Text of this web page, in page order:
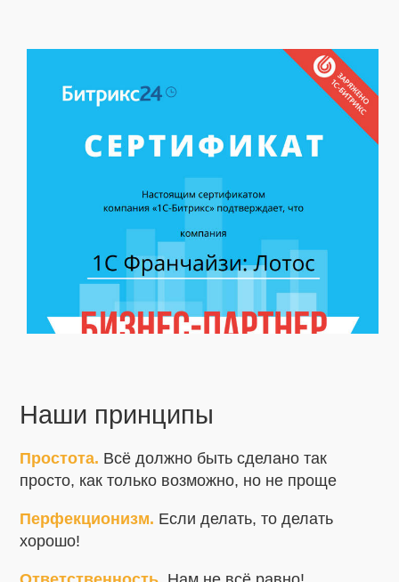
Наши принципы
Простота. Всё должно быть сделано так
просто, как только возможно, но не проще
Перфекционизм. Если делать, то делать
хорошо!